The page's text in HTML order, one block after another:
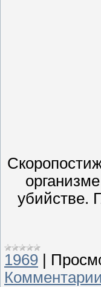
убийстве.
1969